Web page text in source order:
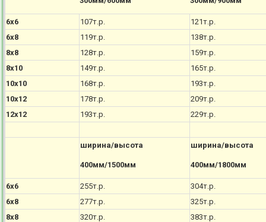
6х6 107т.р.
121т.р.
6х8
119т.р.
138т.р.
8х8
128т.р.
159т.р.
8х10
149т.р.
165т.р.
10х10
168т.р.
193т.р.
10х12
178т.р.
209т.р.
12х12
193т.р. 229т.р.
ширина/высота
400мм/1500мм
ширина/высота
400мм/1800мм
6х6 255т.р.
304т.р.
6х8
277т.р.
325т.р.
8х8
320т.р.
383т.р.